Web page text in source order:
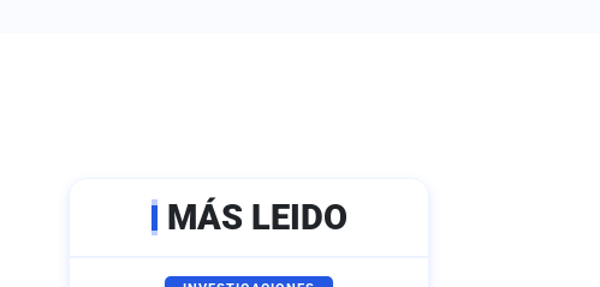
MÁS LEIDO